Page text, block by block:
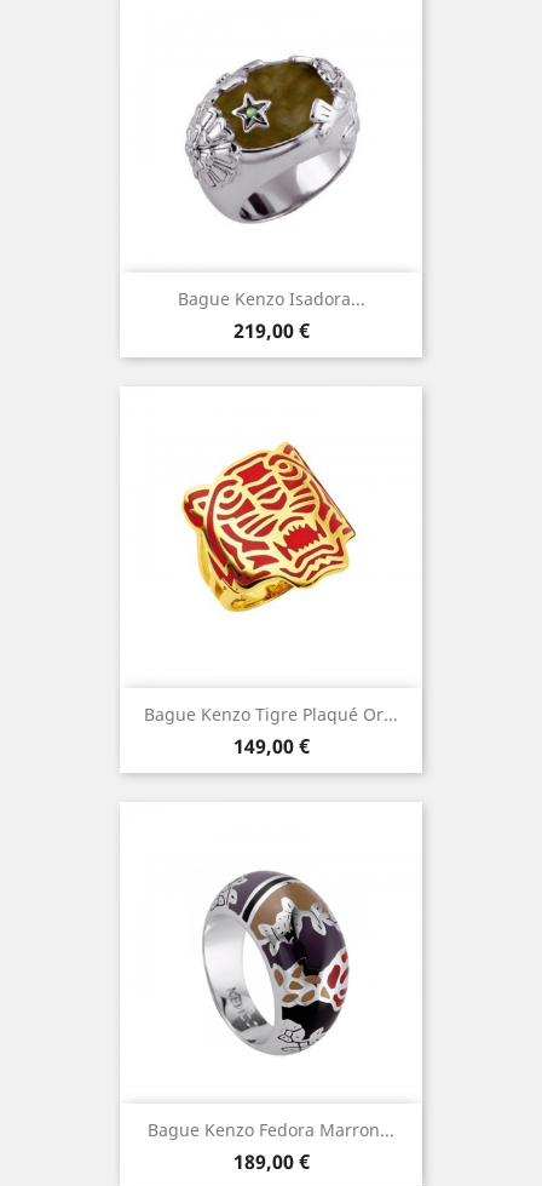
Bague Kenzo Isadora...
Prix
219,00 €
Bague Kenzo Tigre Plaqué Or...
Prix
149,00 €
Bague Kenzo Fedora Marron...
Prix
189,00 €